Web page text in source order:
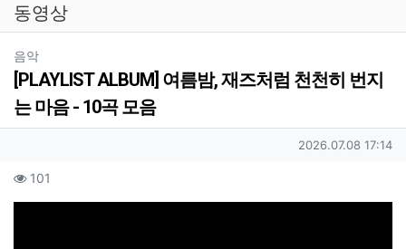
동영상
음악분류
[PLAYLIST ALBUM] 여름밤, 재즈처럼 천천히 번지
는 마음 - 10곡 모음
작성일
2026.07.08 17:14
컨텐츠 정보
101